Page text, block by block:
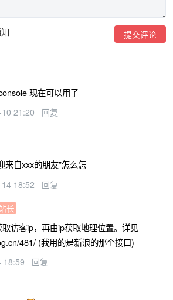
提交评论
现在可以用了
21:20 回复
来自xxx的朋友”怎么怎
18:52 回复
长
取访客ip，再由ip获取地理位置。详见
481/ (我用的是新浪的那个接口)
18:59 回复